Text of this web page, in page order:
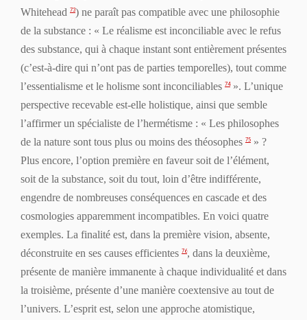
Whitehead 73) ne paraît pas compatible avec une philosophie
de la substance : « Le réalisme est inconciliable avec le refus
des substance, qui à chaque instant sont entièrement présentes
(c’est-à-dire qui n’ont pas de parties temporelles), tout comme
l’essentialisme et le holisme sont inconciliables 74». L’unique
perspective recevable est-elle holistique, ainsi que semble
l’affirmer un spécialiste de l’hermétisme : « Les philosophes
de la nature sont tous plus ou moins des théosophes 75 » ?
Plus encore, l’option première en faveur soit de l’élément,
soit de la substance, soit du tout, loin d’être indifférente,
engendre de nombreuses conséquences en cascade et des
cosmologies apparemment incompatibles. En voici quatre
exemples. La finalité est, dans la première vision, absente,
déconstruite en ses causes efficientes 76, dans la deuxième,
présente de manière immanente à chaque individualité et dans
la troisième, présente d’une manière coextensive au tout de
l’univers. L’esprit est, selon une approche atomistique,